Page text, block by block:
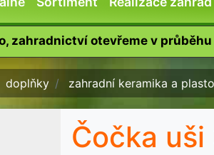
zahradnictví otevřeme v
doplňky zahradní keramika a
Čočka uši